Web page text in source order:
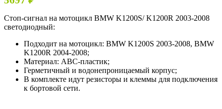
Стоп-сигнал на мотоцикл BMW K1200S/ K1200R 2003-2008
светодиодный:
Подходит на мотоцикл: BMW K1200S 2003-2008, BMW
K1200R 2004-2008;
Материал: АВС-пластик;
Герметичный и водонепроницаемый корпус;
В комплекте идут резисторы и клеммы для подключения
к бортовой сети.